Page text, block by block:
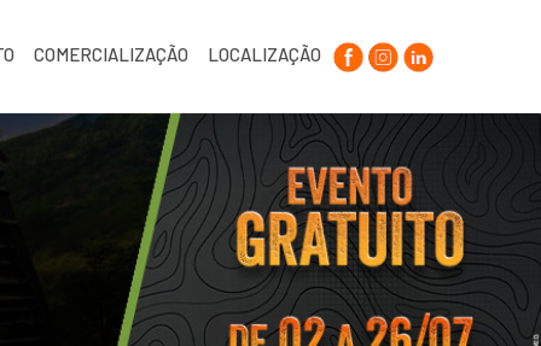
COMERCIALIZAÇÃO LOCALIZAÇÃO